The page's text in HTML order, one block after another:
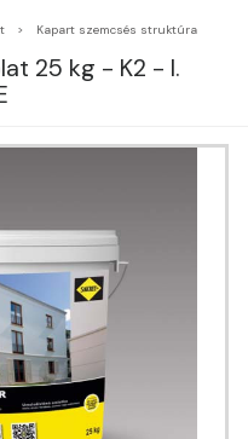
Kapart szemcsés struktúra
25 kg - K2 - I.